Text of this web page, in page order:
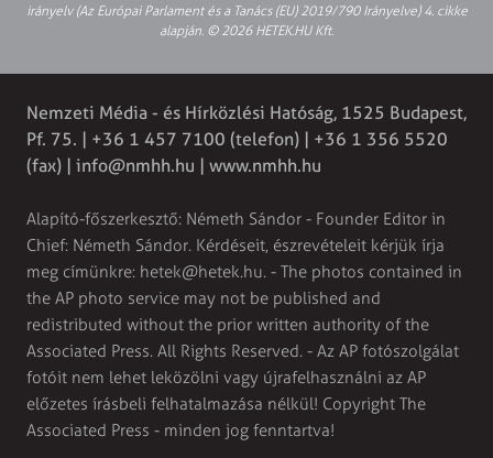
irányelv (Az Európai Parlament és a Tanács (EU) 2019/790 Irányelve) 4. cikke
alapján. © 2026 HETEK.HU Kft.
Nemzeti Média - és Hírközlési Hatóság, 1525 Budapest,
Pf. 75. | +36 1 457 7100 (telefon) | +36 1 356 5520
(fax) | info@nmhh.hu | www.nmhh.hu
Alapító-főszerkesztő: Németh Sándor - Founder Editor in
Chief: Németh Sándor. Kérdéseit, észrevételeit kérjük írja
meg címünkre: hetek@hetek.hu. - The photos contained in
the AP photo service may not be published and
redistributed without the prior written authority of the
Associated Press. All Rights Reserved. - Az AP fotószolgálat
fotóit nem lehet leközölni vagy újrafelhasználni az AP
előzetes írásbeli felhatalmazása nélkül! Copyright The
Associated Press - minden jog fenntartva!